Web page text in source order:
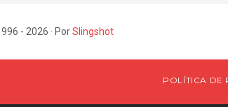
- 2026 · PorSlingshot
POLÍTICA DE